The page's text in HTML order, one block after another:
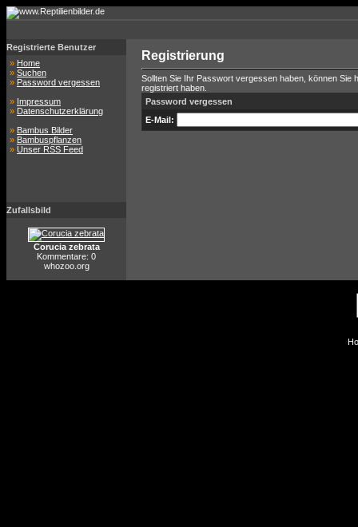
Registrierte Benutzer
» Home
» Suchen
» Password vergessen
» Impressum
» Datenschutzerklärung
» Bambus Bilder
» Bambuspflanzen
» Unser RSS Feed
Zufallsbild
Corucia zebrata
Kommentare: 0
whozoo.org
Registrierung
Sollten Sie Ihr Passwort vergessen haben, können Sie
registriert haben.
Password vergessen
E-Mail: